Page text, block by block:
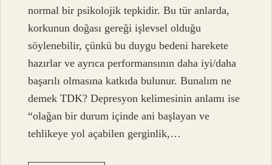
normal bir psikolojik tepkidir. Bu tür anlarda,
korkunun doğası gereği işlevsel olduğu
söylenebilir, çünkü bu duygu bedeni harekete
hazırlar ve ayrıca performansının daha iyi/daha
başarılı olmasına katkıda bulunur. Bunalım ne
demek TDK? Depresyon kelimesinin anlamı ise
“olağan bir durum içinde ani başlayan ve
tehlikeye yol açabilen gerginlik,…